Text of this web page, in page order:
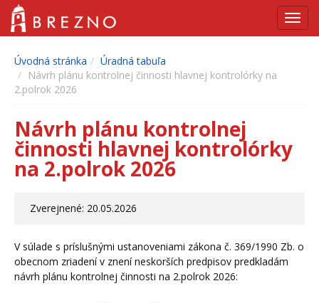
Úvodná stránka
Úradná tabuľa
Návrh plánu kontrolnej činnosti hlavnej kontrolórky na
2.polrok 2026
Návrh plánu kontrolnej
činnosti hlavnej kontrolórky
na 2.polrok 2026
Zverejnené: 20.05.2026
V súlade s príslušnými ustanoveniami zákona č. 369/1990 Zb. o
obecnom zriadení v znení neskorších predpisov predkladám
návrh plánu kontrolnej činnosti na 2.polrok 2026: